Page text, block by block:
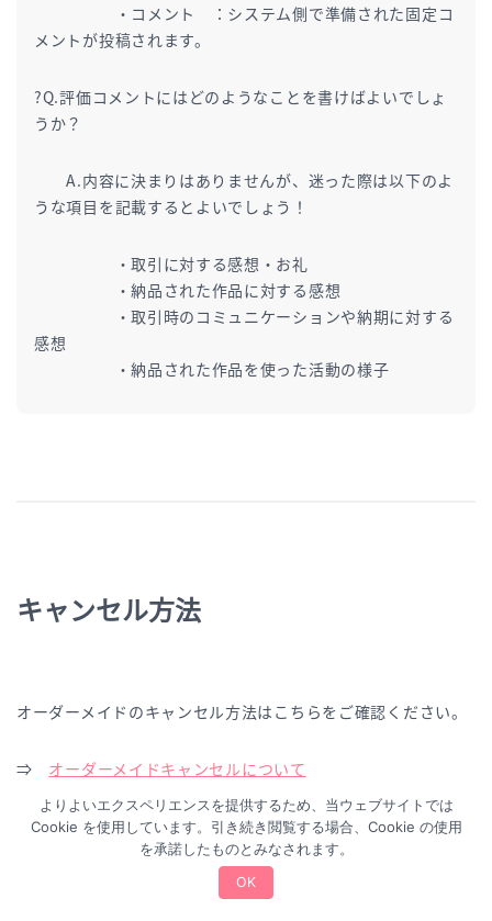
・コメント ：システム側で準備された固定コ
メントが投稿されます。
?Q.評価コメントにはどのようなことを書けばよいでしょ
うか？
A.内容に決まりはありませんが、迷った際は以下のよ
うな項目を記載するとよいでしょう！
・取引に対する感想・お礼
・納品された作品に対する感想
・取引時のコミュニケーションや納期に対する
感想
・納品された作品を使った活動の様子
キャンセル方法
オーダーメイドのキャンセル方法はこちらをご確認ください。
⇒ オーダーメイドキャンセルについて
よりよいエクスペリエンスを提供するため、当ウェブサイトでは
Cookie を使用しています。引き続き閲覧する場合、Cookie の使用
を承諾したものとみなされます。
OK